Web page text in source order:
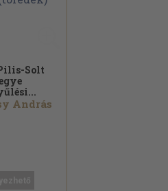
Solt
András